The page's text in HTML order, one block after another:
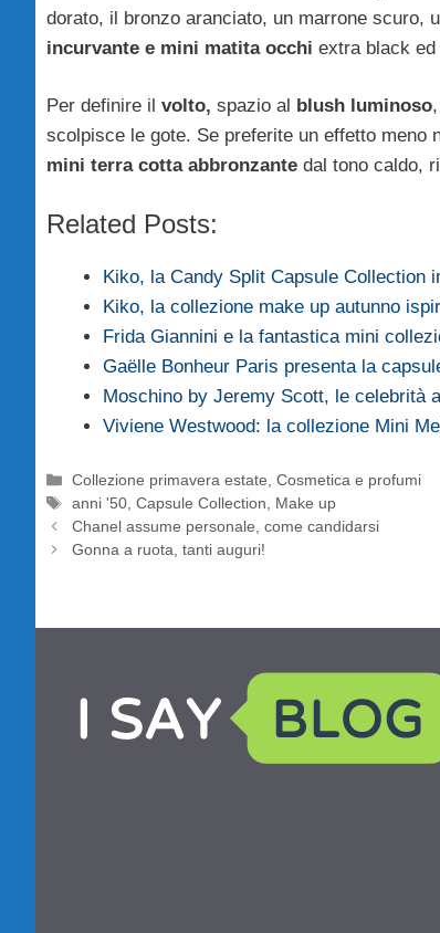
dorato, il bronzo aranciato, un marrone scuro,
incurvante e mini matita occhi extra black
Per definire il volto, spazio al blush luminoso
scolpisce le gote. Se preferite un effetto meno
mini terra cotta abbronzante dal tono caldo,
Related Posts:
Kiko, la Candy Split Capsule Collection
Kiko, la collezione make up autunno
Frida Giannini e la fantastica mini
Gaëlle Bonheur Paris presenta la
Moschino by Jeremy Scott, le celebrità
Viviene Westwood: la collezione Mini
Categorie
Collezione primavera estate,Cosmetica e profumi
Tag
anni '50,Capsule Collection, Make up
Chanel assume personale, come candidarsi
Gonna a ruota, tanti auguri!